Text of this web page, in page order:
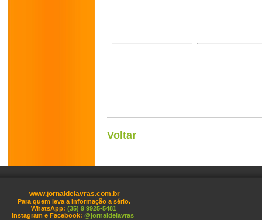
Voltar
www.jornaldelavras.com.br
Para quem leva a informação a sério.
WhatsApp: (35) 9 9925-5481
Instagram e Facebook: @jornaldelavras